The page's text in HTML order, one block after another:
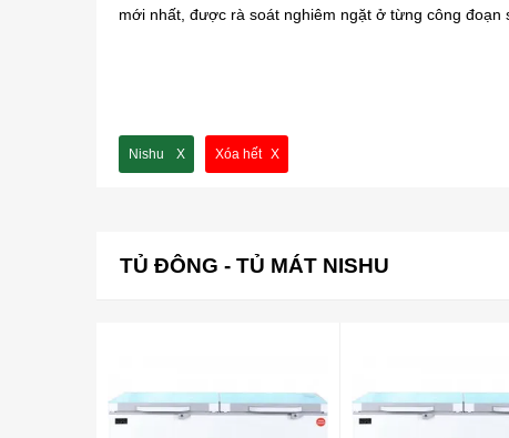
mới nhất, được rà soát nghiêm ngặt ở từng công đoạn
Nishu Xóa hết
TỦ ĐÔNG - TỦ MÁT NISHU